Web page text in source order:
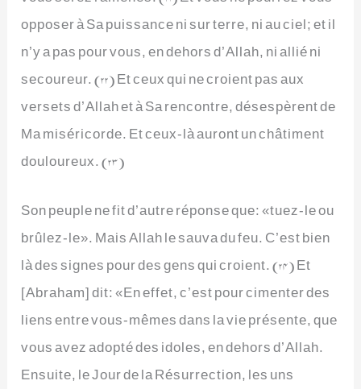
opposer à Sa puissance ni sur terre, ni au ciel; et il
n’y a pas pour vous, en dehors d’Allah, ni allié ni
secoureur. (22) Et ceux qui ne croient pas aux
versets d’Allah et à Sa rencontre, désespèrent de
Ma miséricorde. Et ceux-là auront un châtiment
douloureux. (23)
Son peuple ne fit d’autre réponse que: «tuez-le ou
brûlez-le». Mais Allah le sauva du feu. C’est bien
là des signes pour des gens qui croient. (24) Et
[Abraham] dit: «En effet, c’est pour cimenter des
liens entre vous-mêmes dans la vie présente, que
vous avez adopté des idoles, en dehors d’Allah.
Ensuite, le Jour de la Résurrection, les uns